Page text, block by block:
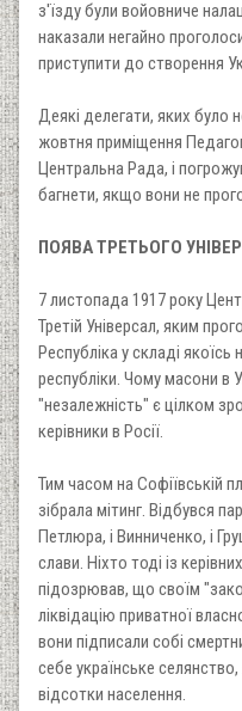
з'їзду були войовниче
наказали негайно
приступити до створення
Деякі делегати, яких було
жовтня приміщення
Центральна Рада, і
багнети, якщо вони не
ПОЯВА ТРЕТЬОГО
7 листопада 1917 року
Третій Універсал, яким
Республіка у складі
республіки. Чому масони в
"незалежність" є цілком
керівники в Росії.
Тим часом на Софіївській
зібрала мітинг. Відбувся
Петлюра, і Винниченко, і
слави. Ніхто тоді із
підозрював, що своїм
ліквідацію приватної
вони підписали собі
себе українське
відсотки населення.